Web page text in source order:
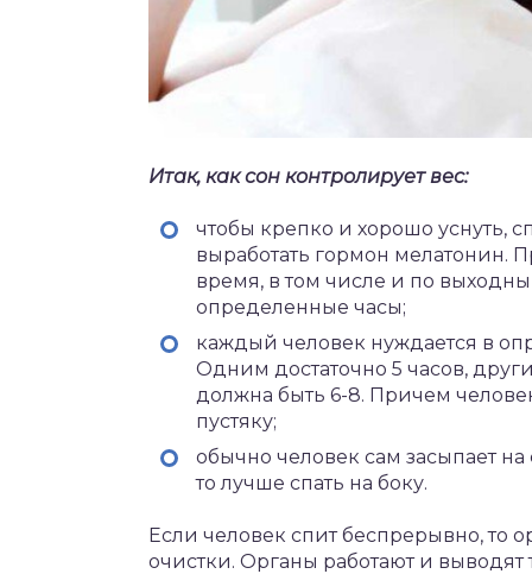
Итак, как сон контролирует вес:
чтобы крепко и хорошо уснуть,
выработать гормон мелатонин.
время, в том числе и по
определенные часы;
каждый человек нуждается в
Одним достаточно 5 часов,
должна быть 6-8. Причем
пустяку;
обычно человек сам засыпает
то лучше спать на боку.
Если человек спит беспрерывно, то
очистки. Органы работают и